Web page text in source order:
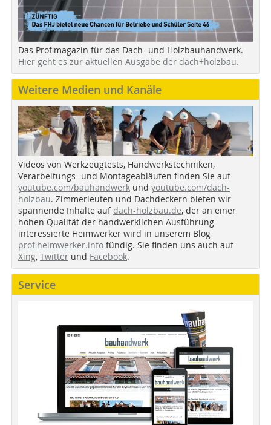
Das Profimagazin für das Dach- und Holzbauhandwerk.
Hier geht es zur aktuellen Ausgabe der dach+holzbau.
Weitere Medien und Kanäle
Videos von Werkzeugtests, Handwerkstechniken,
Verarbeitungs- und Montageabläufen finden Sie auf
youtube.com/bauhandwerk und youtube.com/dach-
holzbau. Zimmerleuten und Dachdeckern bieten wir
spannende Inhalte auf dach-holzbau.de, der an einer
hohen Qualität der handwerklichen Ausführung
interessierte Heimwerker wird in unserem Blog
profiheimwerker.info fündig. Sie finden uns auch auf
Xing, Twitter und Facebook.
Service